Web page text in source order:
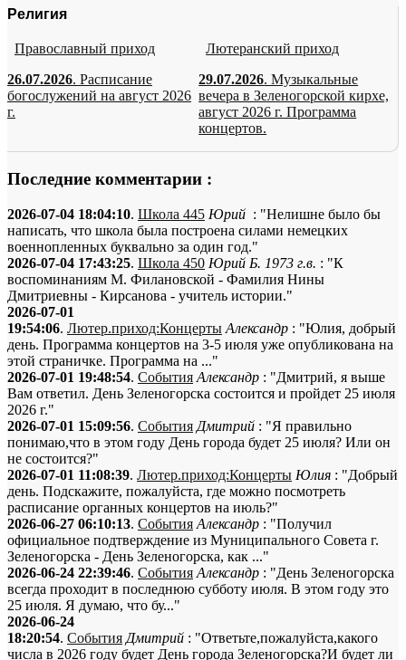
Религия
Православный приход
26.07.2026. Расписание
богослужений на август 2026
г.
Лютеранский приход
29.07.2026. Музыкальные
вечера в Зеленогорской кирхе,
август 2026 г. Программа
концертов.
Последние комментарии :
2026-07-04 18:04:10. Школа 445 Юрий : "Нелишне было бы
написать, что школа была построена силами немецких
военнопленных буквально за один год."
2026-07-04 17:43:25. Школа 450 Юрий Б. 1973 г.в. : "К
воспоминаниям М. Филановской - Фамилия Нины
Дмитриевны - Кирсанова - учитель истории."
2026-07-01
19:54:06. Лютер.приход:Концерты Александр : "Юлия, добрый
день. Программа концертов на 3-5 июля уже опубликована на
этой страничке. Программа на ..."
2026-07-01 19:48:54. События Александр : "Дмитрий, я выше
Вам ответил. День Зеленогорска состоится и пройдет 25 июля
2026 г."
2026-07-01 15:09:56. События Дмитрий : "Я правильно
понимаю,что в этом году День города будет 25 июля? Или он
не состоится?"
2026-07-01 11:08:39. Лютер.приход:Концерты Юлия : "Добрый
день. Подскажите, пожалуйста, где можно посмотреть
расписание органных концертов на июль?"
2026-06-27 06:10:13. События Александр : "Получил
официальное подтверждение из Муниципального Совета г.
Зеленогорска - День Зеленогорска, как ..."
2026-06-24 22:39:46. События Александр : "День Зеленогорска
всегда проходит в последнюю субботу июля. В этом году это
25 июля. Я думаю, что бу..."
2026-06-24
18:20:54. События Дмитрий : "Ответьте,пожалуйста,какого
числа в 2026 году будет День города Зеленогорска?И будет ли